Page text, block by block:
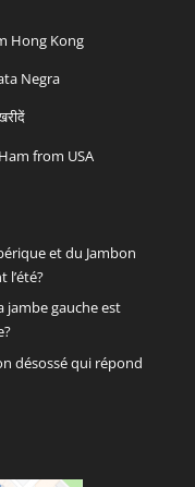
Hong Kong
Negra
from USA
et du Jambon
l’été?
jambe gauche est
désossé qui répond